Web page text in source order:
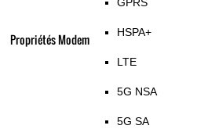
Propriétés Modem HSPA+
LTE
5G NSA
5G SA